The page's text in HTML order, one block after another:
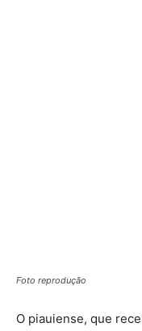
Foto reprodução
O piauiense, que